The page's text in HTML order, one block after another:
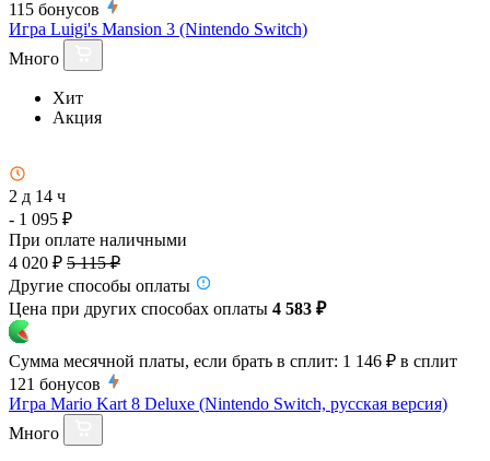
115 бонусов
Игра Luigi's Mansion 3 (Nintendo Switch)
Много
Хит
Акция
2 д 14 ч
- 1 095 ₽
При оплате наличными
4 020 ₽ 5 115 ₽
Другие способы оплаты
Цена при других способах оплаты 4 583 ₽
Сумма месячной платы, если брать в сплит: 1 146 ₽ в сплит
121 бонусов
Игра Mario Kart 8 Deluxe (Nintendo Switch, русская версия)
Много